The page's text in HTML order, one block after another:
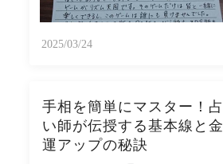
2025/03/24
手相を簡単にマスター！占
い師が伝授する基本線と金
運アップの秘訣